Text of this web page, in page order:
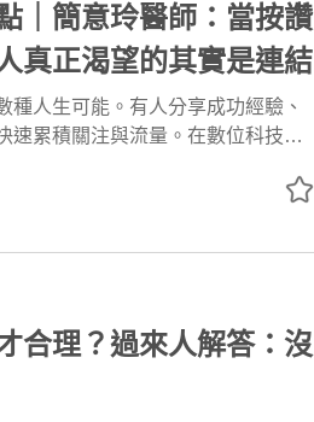
｜簡意玲醫師：當按讚
真正渴望的其實是連結
人生可能。有人分享成功經驗、
速累積關注與流量。在數位科技與
懷疑與存在焦慮。
合理？過來人解答：沒